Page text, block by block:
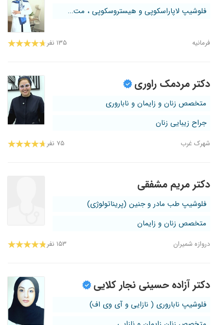
فلوشیپ لاپاراسکوپی و هیستروسکوپی ، مت...
فرمانیه ۱۳۵ نفر
دکتر مردمک راوری
متخصص زنان و زایمان و ناباروری
جراح زیبایی زنان
شهرک غرب ۷۵ نفر
دکتر مریم مشفقی
فلوشیپ طب مادر و جنین (پریناتولوژی)
متخصص زنان و زایمان
دروازه شمیران ۱۵۳ نفر
دکتر آزاده حسینی نجار کلایی
فلوشیپ ناباروری ( نازایی و آی وی اف)